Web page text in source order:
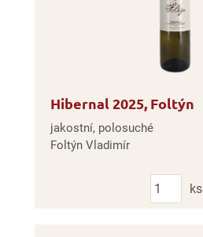
Hibernal 2025, Foltýn
jakostní, polosuché
Foltýn Vladimír
Počet
ks